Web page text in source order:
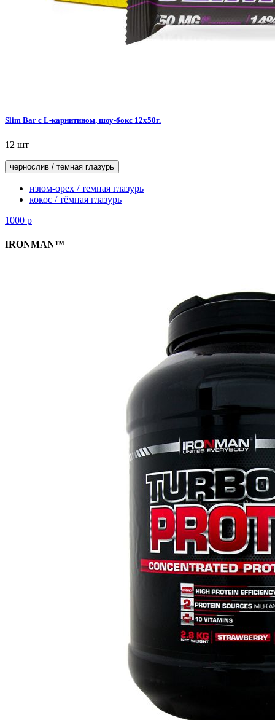
Slim Bar с L-карнитином, шоу-бокс 12x50г.
12 шт
чернослив / темная глазурь
изюм-орех / темная глазурь
кокос / тёмная глазурь
1000 р
IRONMAN™